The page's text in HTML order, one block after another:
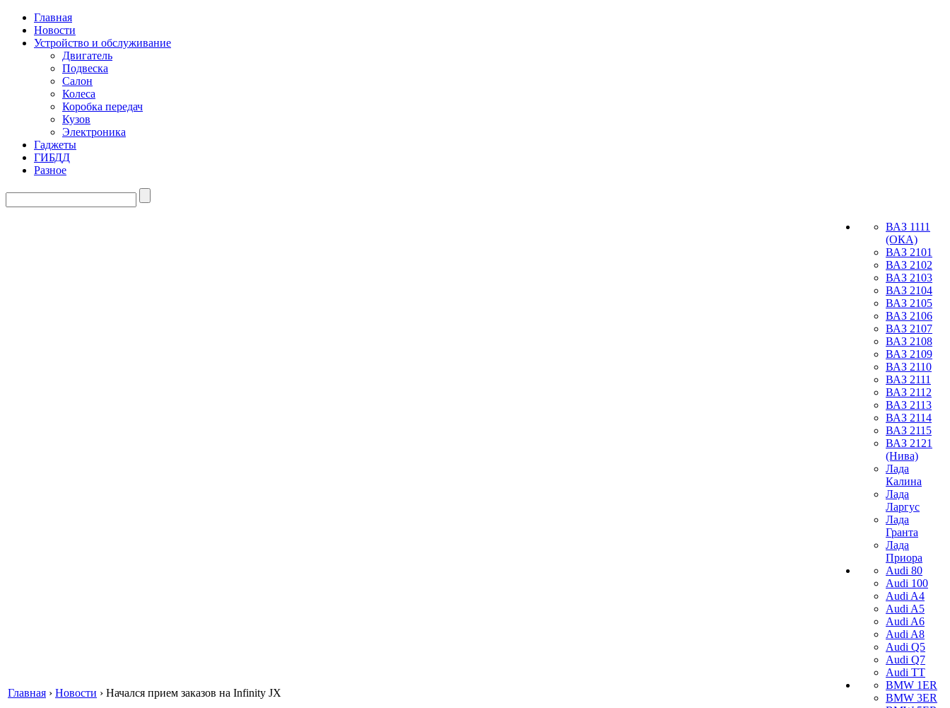
Главная
Новости
Устройство и обслуживание
Двигатель
Подвеска
Салон
Колеса
Коробка передач
Кузов
Электроника
Гаджеты
ГИБДД
Разное
Главная › Новости › Начался прием заказов на Infinity JX
ВАЗ 1111
(ОКА)
ВАЗ 2101
ВАЗ 2102
ВАЗ 2103
ВАЗ 2104
ВАЗ 2105
ВАЗ 2106
ВАЗ 2107
ВАЗ 2108
ВАЗ 2109
ВАЗ 2110
ВАЗ 2111
ВАЗ 2112
ВАЗ 2113
ВАЗ 2114
ВАЗ 2115
ВАЗ 2121
(Нива)
Лада
Калина
Лада
Ларгус
Лада
Гранта
Лада
Приора
Audi 80
Audi 100
Audi A4
Audi A5
Audi A6
Audi A8
Audi Q5
Audi Q7
Audi TT
BMW 1ER
BMW 3ER